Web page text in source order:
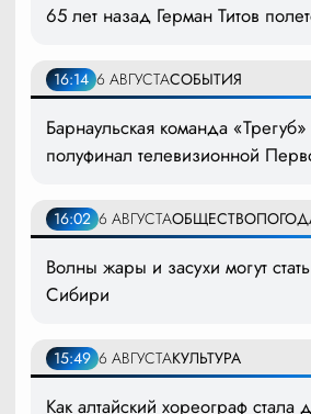
65 лет назад Герман Титов
16:14 6 АВГУСТАСОБЫТИЯ
Барнаульская команда
полуфинал телевизионной
16:02 6 АВГУСТАОБЩЕСТВО
Волны жары и засухи могут
Сибири
15:49 6 АВГУСТАКУЛЬТУРА
Как алтайский хореограф стала